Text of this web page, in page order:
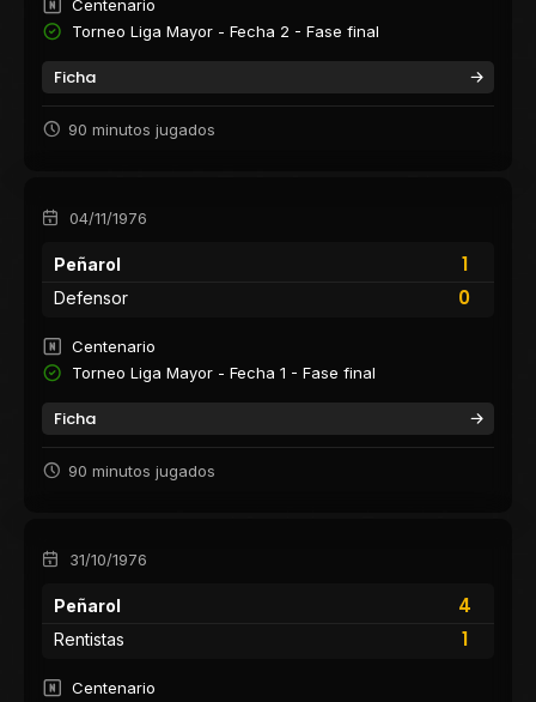
Centenario
Torneo Liga Mayor - Fecha 2 - Fase final
Ficha
90 minutos jugados
04/11/1976
Peñarol
1
0
Defensor
Centenario
Torneo Liga Mayor - Fecha 1 - Fase final
Ficha
90 minutos jugados
31/10/1976
Peñarol
4
1
Rentistas
Centenario